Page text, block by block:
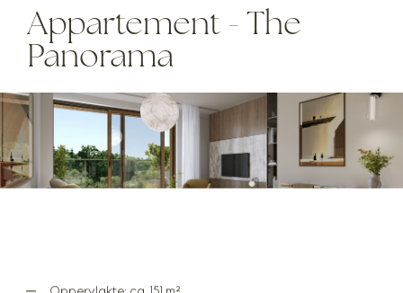
Appartement - The
Panorama
Oppervlakte: ca. 151 m²